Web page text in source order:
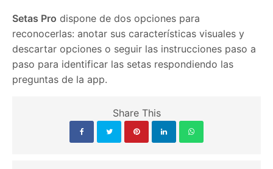
Setas Pro dispone de dos opciones para
reconocerlas: anotar sus características visuales y
descartar opciones o seguir las instrucciones paso a
paso para identificar las setas respondiendo las
preguntas de la app.
Share This